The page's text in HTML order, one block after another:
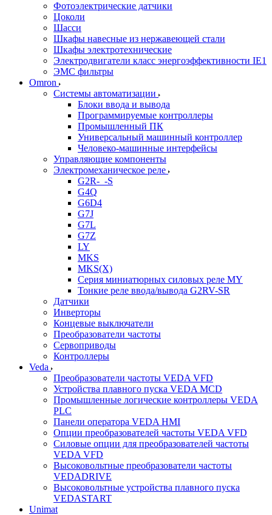
Фотоэлектрические датчики
Цоколи
Шасси
Шкафы навесные из нержавеющей стали
Шкафы электротехнические
Электродвигатели класс энергоэффективности IE1
ЭМС фильтры
Omron
Системы автоматизации
Блоки ввода и вывода
Программируемые контроллеры
Промышленный ПК
Универсальный машинный контроллер
Человеко-машинные интерфейсы
Управляющие компоненты
Электромеханическое реле
G2R-_-S
G4Q
G6D4
G7J
G7L
G7Z
LY
MKS
MKS(X)
Серия миниатюрных силовых реле MY
Тонкие реле ввода/вывода G2RV-SR
Датчики
Инверторы
Концевые выключатели
Преобразователи частоты
Сервоприводы
Контроллеры
Veda
Преобразователи частоты VEDA VFD
Устройства плавного пуска VEDA MCD
Промышленные логические контроллеры VEDA
PLC
Панели оператора VEDA HMI
Опции преобразователей частоты VEDA VFD
Силовые опции для преобразователей частоты
VEDA VFD
Высоковольтные преобразователи частоты
VEDADRIVE
Высоковольтные устройства плавного пуска
VEDASTART
Unimat